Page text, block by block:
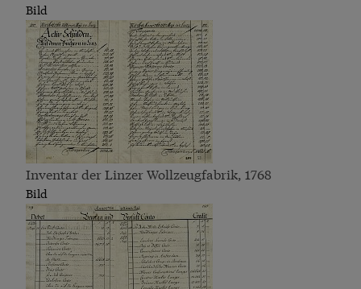
Bild
Inventar der Linzer Wollzeugfabrik, 1768
Bild